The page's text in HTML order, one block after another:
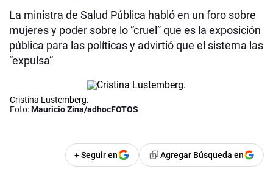
La ministra de Salud Pública habló en un foro sobre
mujeres y poder sobre lo “cruel” que es la exposición
pública para las políticas y advirtió que el sistema las
“expulsa”
Cristina Lustemberg.
Foto:Mauricio Zina/adhocFOTOS
+ Seguir en Agregar Búsqueda en